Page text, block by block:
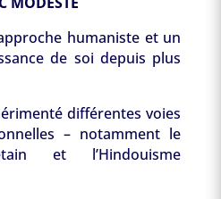
humaniste et un
de soi depuis plus
différentes voies
– notamment le
et l’Hindouisme